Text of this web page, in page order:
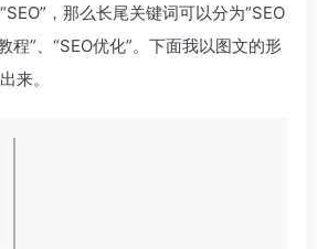
，那么长尾关键词可以分为“SEO
程”、“SEO优化”。下面我以图文的形
来。